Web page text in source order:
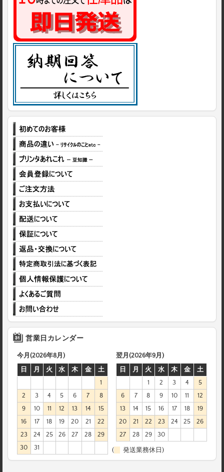
営業日カレンダー
今月(2026年8月)
日
月 火 水 木 金
土
1
2
3 4 5 6 7
8
9
10 11 12 13 14
15
16
17 18 19 20 21
22
23
24 25 26 27 28
29
30
31
翌月(2026年9月)
日
月 火 水 木 金
土
1
2 3 4
5
6
7 8 9 10 11
12
13
14 15 16 17 18
19
20
21 22 23 24 25
26
27
28 29 30
( 発送業務休日)